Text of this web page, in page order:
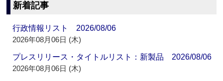
新着記事
行政情報リスト 2026/08/06
2026年08月06日 (木)
プレスリリース・タイトルリスト：新製品 2026/08/06
2026年08月06日 (木)